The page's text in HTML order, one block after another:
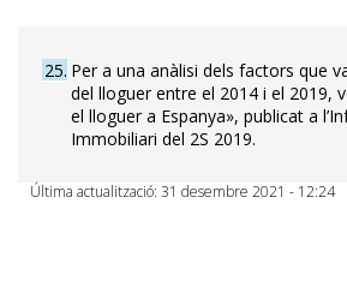
25 Per a una anàlisi dels factors que
del lloguer entre el 2014 i el 2019,
el lloguer a Espanya», publicat a
Immobiliari del 2S 2019.
Última actualització: 31 desembre 2021 - 12:24